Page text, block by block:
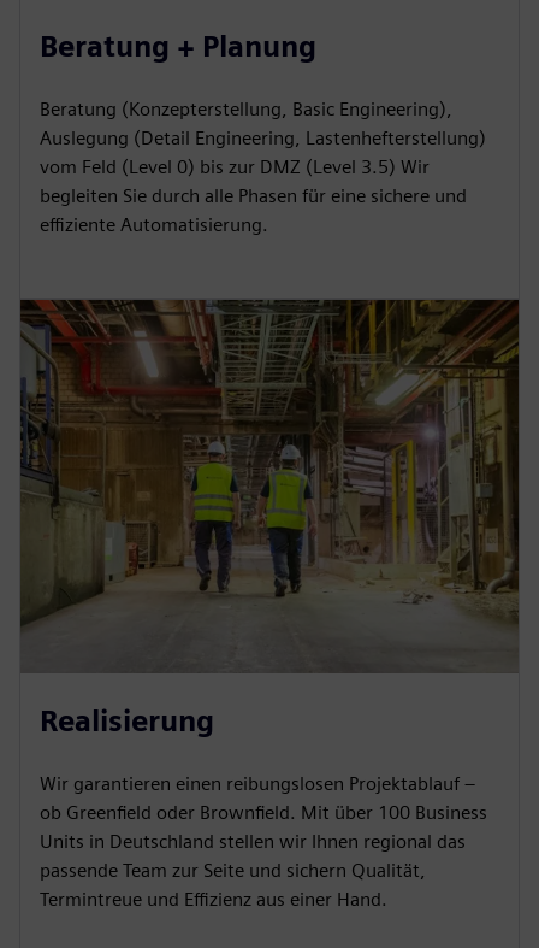
Beratung + Planung
Beratung (Konzepterstellung, Basic Engineering),
Auslegung (Detail Engineering, Lastenhefterstellung)
vom Feld (Level 0) bis zur DMZ (Level 3.5) Wir
begleiten Sie durch alle Phasen für eine sichere und
effiziente Automatisierung.
Realisierung
Wir garantieren einen reibungslosen Projektablauf –
ob Greenfield oder Brownfield. Mit über 100 Business
Units in Deutschland stellen wir Ihnen regional das
passende Team zur Seite und sichern Qualität,
Termintreue und Effizienz aus einer Hand.